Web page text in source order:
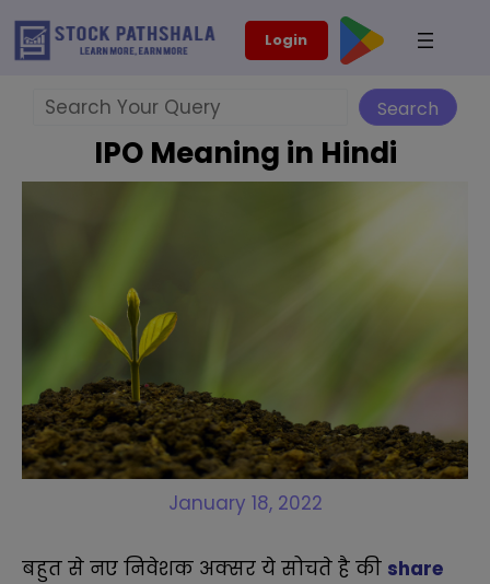
Skip
Login
Search
IPO Meaning in Hindi
January 18, 2022
बहुत से नए निवेशक अक्सर ये सोचते है की share
modal-check